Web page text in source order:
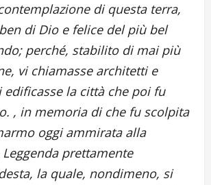
di questa terra,
di Dio e felice del più bel
perché, stabilito di mai più
vi chiamasse architetti e
edificasse la città che poi fu
, in memoria di che fu scolpita
oggi ammirata alla
Leggenda prettamente
la quale, nondimeno, si